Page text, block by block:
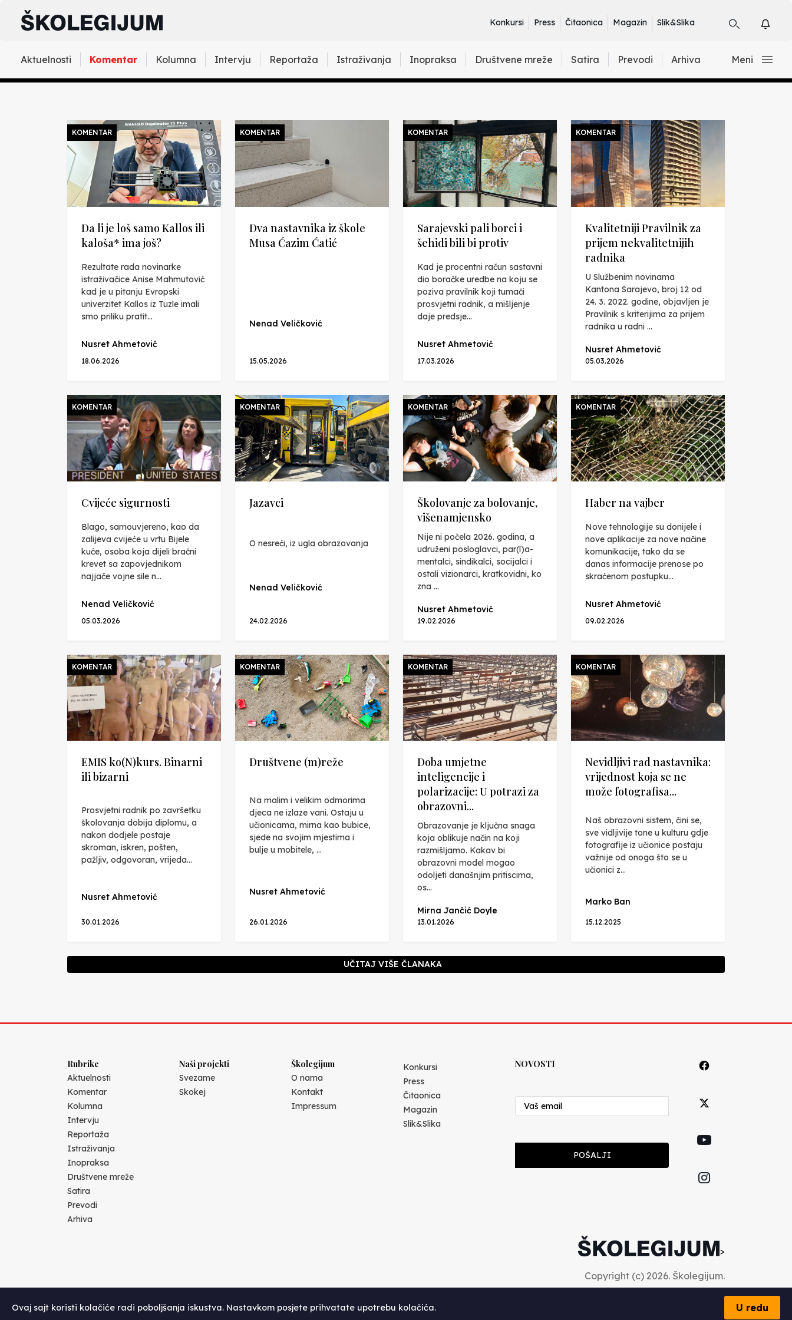
Konkursi Press Čitaonica Magazin Slik&Slika
Aktuelnosti Komentar Kolumna Intervju Reportaža Istraživanja Inopraksa Društvene mreže Satira Prevodi Arhiva Meni
KOMENTAR
Da li je loš samo Kallos ili
kaloša* ima još?
Rezultate rada novinarke
istraživačice Anise Mahmutović
kad je u pitanju Evropski
univerzitet Kallos iz Tuzle imali
smo priliku pratit...
Nusret Ahmetović
18.06.2026
KOMENTAR
Dva nastavnika iz škole
Musa Ćazim Ćatić
Nenad Veličković
15.05.2026
KOMENTAR
Sarajevski pali borci i
šehidi bili bi protiv
Kad je procentni račun sastavni
dio boračke uredbe na koju se
poziva pravilnik koji tumači
prosvjetni radnik, a mišljenje
daje predsje...
Nusret Ahmetović
17.03.2026
KOMENTAR
Kvalitetniji Pravilnik za
prijem nekvalitetnijih
radnika
U Službenim novinama
Kantona Sarajevo, broj 12 od
24. 3. 2022. godine, objavljen je
Pravilnik s kriterijima za prijem
radnika u radni ...
Nusret Ahmetović
05.03.2026
KOMENTAR
Cvijeće sigurnosti
Blago, samouvjereno, kao da
zalijeva cvijeće u vrtu Bijele
kuće, osoba koja dijeli bračni
krevet sa zapovjednikom
najjače vojne sile n...
Nenad Veličković
05.03.2026
KOMENTAR
Jazavci
O nesreći, iz ugla obrazovanja
Nenad Veličković
24.02.2026
KOMENTAR
Školovanje za bolovanje,
višenamjensko
Nije ni počela 2026. godina, a
udruženi posloglavci, par(l)a-
mentalci, sindikalci, socijalci i
ostali vizionarci, kratkovidni, ko
zna ...
Nusret Ahmetović
19.02.2026
KOMENTAR
Haber na vajber
Nove tehnologije su donijele i
nove aplikacije za nove načine
komunikacije, tako da se
danas informacije prenose po
skraćenom postupku...
Nusret Ahmetović
09.02.2026
KOMENTAR
EMIS ko(N)kurs. Binarni
ili bizarni
Prosvjetni radnik po završetku
školovanja dobija diplomu, a
nakon dodjele postaje
skroman, iskren, pošten,
pažljiv, odgovoran, vrijeda...
Nusret Ahmetović
30.01.2026
KOMENTAR
Društvene (m)reže
Na malim i velikim odmorima
djeca ne izlaze vani. Ostaju u
učionicama, mirna kao bubice,
sjede na svojim mjestima i
bulje u mobitele, ...
Nusret Ahmetović
26.01.2026
KOMENTAR
Doba umjetne
inteligencije i
polarizacije: U potrazi za
obrazovni...
Obrazovanje je ključna snaga
koja oblikuje način na koji
razmišljamo. Kakav bi
obrazovni model mogao
odoljeti današnjim pritiscima,
os...
Mirna Jančić Doyle
13.01.2026
KOMENTAR
Nevidljivi rad nastavnika:
vrijednost koja se ne
može fotografisa...
Naš obrazovni sistem, čini se,
sve vidljivije tone u kulturu gdje
fotografije iz učionice postaju
važnije od onoga što se u
učionici z...
Marko Ban
15.12.2025
UČITAJ VIŠE ČLANAKA
Rubrike
Aktuelnosti
Komentar
Kolumna
Intervju
Reportaža
Istraživanja
Inopraksa
Društvene mreže
Satira
Prevodi
Arhiva
Naši projekti
Svezame
Skokej
Školegijum
O nama
Kontakt
Impressum
Konkursi
Press
Čitaonica
Magazin
Slik&Slika
NOVOSTI
POŠALJI
>
Copyright (c) 2026. Školegijum.
Ovaj sajt koristi kolačiće radi poboljšanja iskustva. Nastavkom posjete prihvatate upotrebu kolačića. U redu